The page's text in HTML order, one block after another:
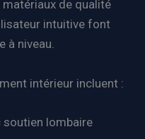
de qualité
intuitive font
à niveau.
intérieur incluent :
soutien lombaire